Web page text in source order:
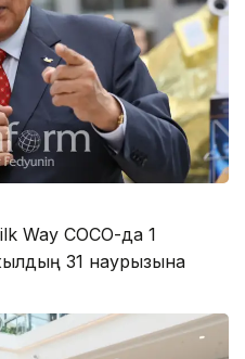
Way СОСО-да 1
31 наурызына